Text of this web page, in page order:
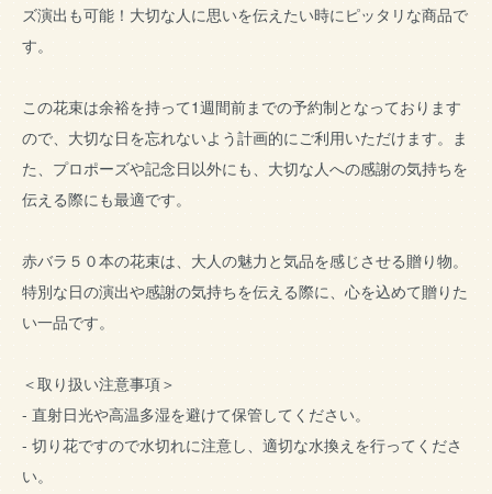
ズ演出も可能！大切な人に思いを伝えたい時にピッタリな商品で
す。
この花束は余裕を持って1週間前までの予約制となっております
ので、大切な日を忘れないよう計画的にご利用いただけます。ま
た、プロポーズや記念日以外にも、大切な人への感謝の気持ちを
伝える際にも最適です。
赤バラ５０本の花束は、大人の魅力と気品を感じさせる贈り物。
特別な日の演出や感謝の気持ちを伝える際に、心を込めて贈りた
い一品です。
＜取り扱い注意事項＞
- 直射日光や高温多湿を避けて保管してください。
- 切り花ですので水切れに注意し、適切な水換えを行ってくださ
い。